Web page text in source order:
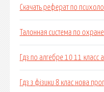
Скачать реферат по
Талонная система по
Гдз по алгебре 10 11
Гдз з фізики 8 клас нова